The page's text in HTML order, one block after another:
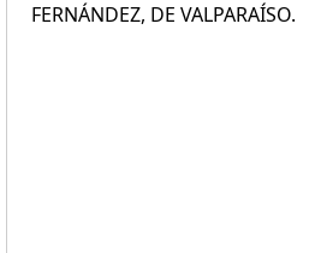
FERNÁNDEZ, DE VALPARAÍSO.